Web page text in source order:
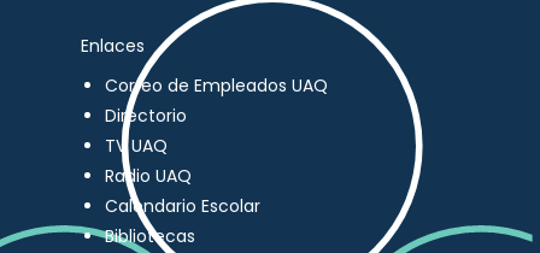
Enlaces
Correo de Empleados UAQ
Directorio
TV UAQ
Radio UAQ
Calendario Escolar
Bibliotecas